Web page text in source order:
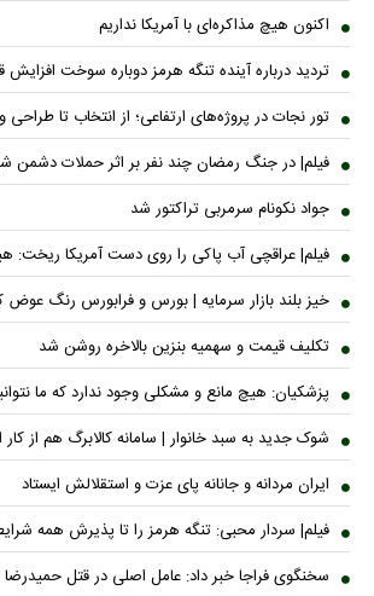
اکنون هیچ مذاکره‌ای با آمریکا نداریم
تردید درباره آینده تنگه هرمز دوباره سوخت
تور نجات در پروژه‌های ارتفاعی؛ از انتخاب تا
فیلم| در جنگ رمضان چند نفر بر اثر حملات دشمن
جواد نکونام سرمربی تراکتور شد
فیلم| عراقچی آب پاکی را روی دست آمریکا ریخت:
خیز بلند بازار سرمایه | بورس و فرابورس رنگ عوض
تکلیف قیمت و سهمیه بنزین بالاخره روشن شد
پزشکیان: هیچ مانع و مشکلی وجود ندارد که ما
شوک جدید به سبد خانوار | سامانه کالابرگ هم از کار
ایران مردانه و جانانه پای عزت و استقلالش ایستاد
فیلم| سردار محبی: تنگه هرمز را تا پذیرش همه
سخنگوی فراجا خبر داد: عامل اصلی در قتل